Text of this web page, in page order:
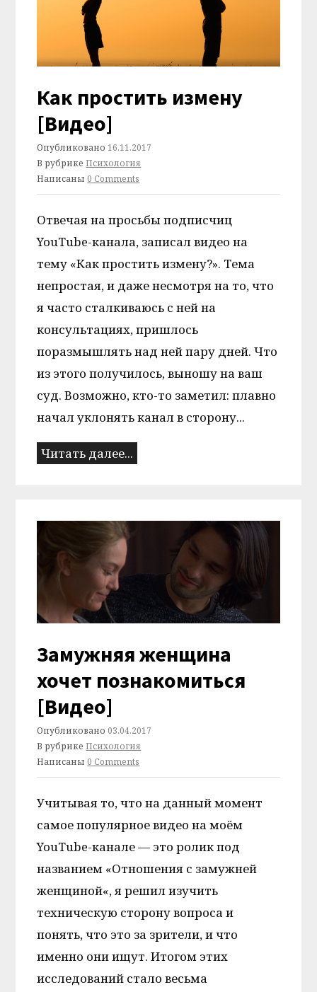
Как простить измену
[Видео]
Опубликовано 16.11.2017
В рубрикеПсихология
Написаны 0 Comments
Отвечая на просьбы подписчиц
YouTube-канала, записал видео на
тему «Как простить измену?». Тема
непростая, и даже несмотря на то, что
я часто сталкиваюсь с ней на
консультациях, пришлось
поразмышлять над ней пару дней. Что
из этого получилось, выношу на ваш
суд. Возможно, кто-то заметил: плавно
начал уклонять канал в сторону...
Читать далее...
Замужняя женщина
хочет познакомиться
[Видео]
Опубликовано 03.04.2017
В рубрикеПсихология
Написаны 0 Comments
Учитывая то, что на данный момент
самое популярное видео на моём
YouTube-канале — это ролик под
названием «Отношения с замужней
женщиной«, я решил изучить
техническую сторону вопроса и
понять, что это за зрители, и что
именно они ищут. Итогом этих
исследований стало весьма